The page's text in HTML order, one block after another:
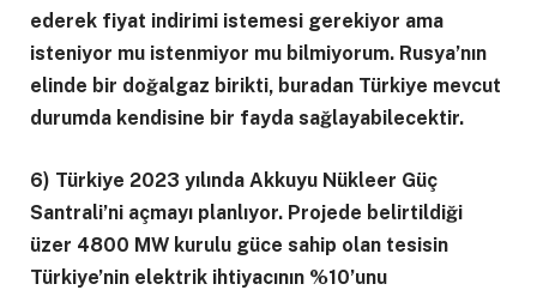
ederek fiyat indirimi istemesi gerekiyor ama
isteniyor mu istenmiyor mu bilmiyorum. Rusya’nın
elinde bir doğalgaz birikti, buradan Türkiye mevcut
durumda kendisine bir fayda sağlayabilecektir.
6) Türkiye 2023 yılında Akkuyu Nükleer Güç
Santrali’ni açmayı planlıyor. Projede belirtildiği
üzer 4800 MW kurulu güce sahip olan tesisin
Türkiye’nin elektrik ihtiyacının %10’unu